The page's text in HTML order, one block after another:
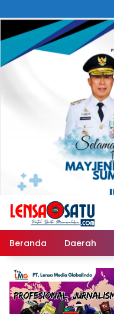
ke
konten
Beranda Daerah